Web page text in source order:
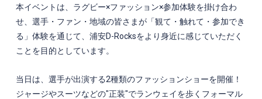
本イベントは、ラグビー×ファッション×参加体験を掛け合わ
せ、選手・ファン・地域の皆さまが「観て・触れて・参加でき
る」体験を通じて、浦安D-Rocksをより身近に感じていただく
ことを目的としています。
当日は、選手が出演する2種類のファッションショーを開催！
ジャージやスーツなどの"正装"でランウェイを歩くフォーマル